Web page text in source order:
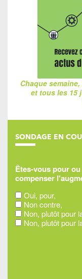
Chaque
et tous les 15
SONDAGE EN
Êtes-vous pour
compenser
Oui, pour,
Non contre,
Non, plutôt pour
Non, plutôt pour